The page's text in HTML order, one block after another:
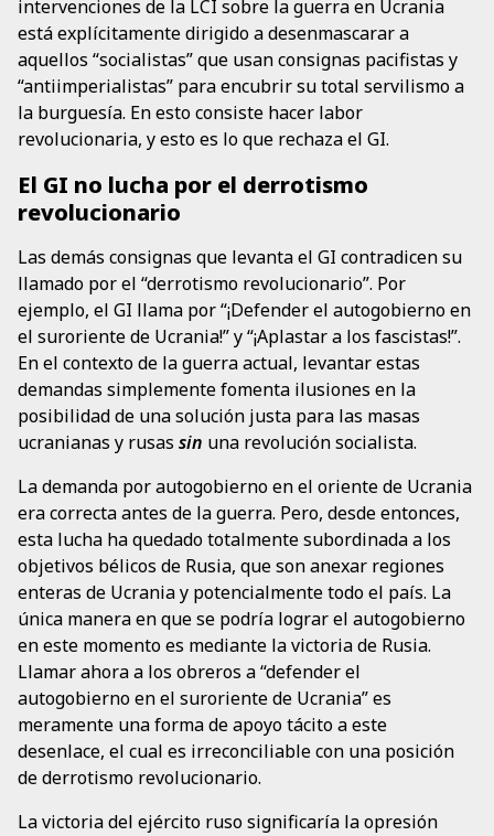
intervenciones de la LCI sobre la guerra en Ucrania
está explícitamente dirigido a desenmascarar a
aquellos “socialistas” que usan consignas pacifistas y
“antiimperialistas” para encubrir su total servilismo a
la burguesía. En esto consiste hacer labor
revolucionaria, y esto es lo que rechaza el GI.
El GI no lucha por el derrotismo
revolucionario
Las demás consignas que levanta el GI contradicen su
llamado por el “derrotismo revolucionario”. Por
ejemplo, el GI llama por “¡Defender el autogobierno en
el suroriente de Ucrania!” y “¡Aplastar a los fascistas!”.
En el contexto de la guerra actual, levantar estas
demandas simplemente fomenta ilusiones en la
posibilidad de una solución justa para las masas
ucranianas y rusas sin una revolución socialista.
La demanda por autogobierno en el oriente de Ucrania
era correcta antes de la guerra. Pero, desde entonces,
esta lucha ha quedado totalmente subordinada a los
objetivos bélicos de Rusia, que son anexar regiones
enteras de Ucrania y potencialmente todo el país. La
única manera en que se podría lograr el autogobierno
en este momento es mediante la victoria de Rusia.
Llamar ahora a los obreros a “defender el
autogobierno en el suroriente de Ucrania” es
meramente una forma de apoyo tácito a este
desenlace, el cual es irreconciliable con una posición
de derrotismo revolucionario.
La victoria del ejército ruso significaría la opresión